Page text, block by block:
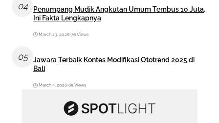
04
Penumpang Mudik Angkutan Umum Tembus 10 Juta,
Ini Fakta Lengkapnya
March 23, 2026•76 Views
05
Jawara Terbaik Kontes Modifikasi Ototrend 2025 di
Bali
March 4, 2026•65 Views